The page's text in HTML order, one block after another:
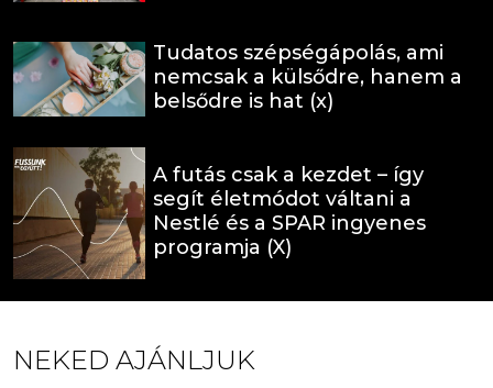
Tudatos szépségápolás, ami
nemcsak a külsődre, hanem a
belsődre is hat (x)
A futás csak a kezdet – így
segít életmódot váltani a
Nestlé és a SPAR ingyenes
programja (X)
NEKED AJÁNLJUK